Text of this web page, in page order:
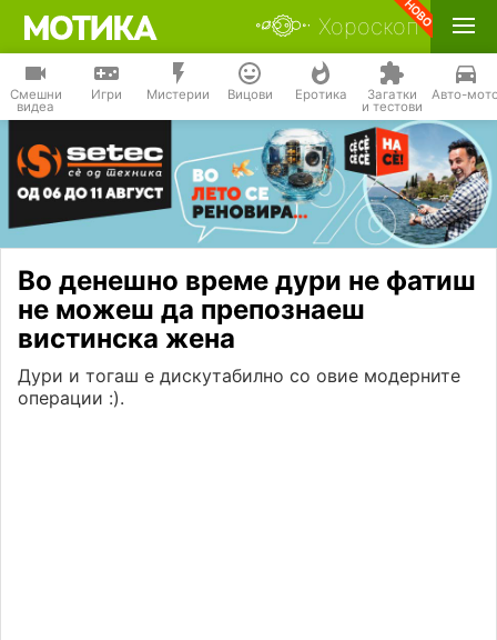
Хороскоп
Смешни
видеа
Игри Мистерии Вицови Еротика Загатки
и тестови
Авто-
Во денешно време дури не фатиш
не можеш да препознаеш
вистинска жена
Дури и тогаш е дискутабилно со овие модерните
операции :).